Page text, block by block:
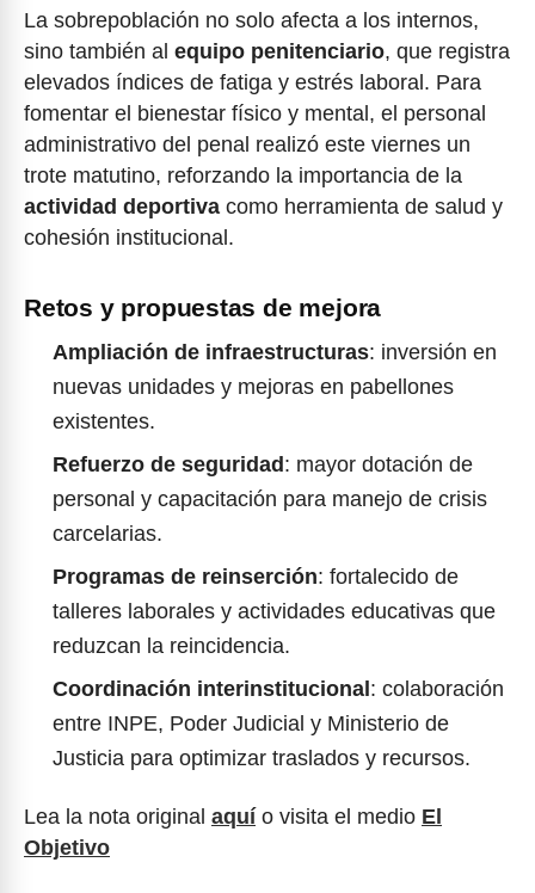
La sobrepoblación no solo afecta a los internos,
sino también al equipo penitenciario, que registra
elevados índices de fatiga y estrés laboral. Para
fomentar el bienestar físico y mental, el personal
administrativo del penal realizó este viernes un
trote matutino, reforzando la importancia de la
actividad deportiva como herramienta de salud y
cohesión institucional.
Retos y propuestas de mejora
Ampliación de infraestructuras: inversión en
nuevas unidades y mejoras en pabellones
existentes.
Refuerzo de seguridad : mayor dotación de
personal y capacitación para manejo de crisis
carcelarias.
Programas de reinserción: fortalecido de
talleres laborales y actividades educativas que
reduzcan la reincidencia.
Coordinación interinstitucional : colaboración
entre INPE, Poder Judicial y Ministerio de
Justicia para optimizar traslados y recursos.
Lea la nota original aquí o visita el medio El
Objetivo